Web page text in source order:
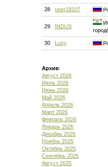
28 user19107
29 INDUS
30 Lusy
Архив:
Август 2026
Июль 2026
Июнь 2026
Май 2026
Апрель 2026
Март 2026
Февраль 2026
Январь 2026
Декабрь 2025
Ноябрь 2025
Октябрь 2025
Сентябрь 2025
Август 2025